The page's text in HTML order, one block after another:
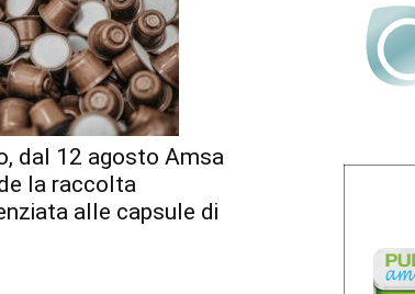
dal 12 agosto Amsa
la raccolta
alle capsule di